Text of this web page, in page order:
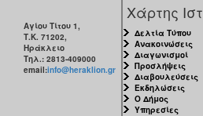
Αγίου Τίτου 1,
Τ.Κ. 71202,
Ηράκλειο
Τηλ.: 2813-409000
email:info@heraklion.gr
Χάρτης
Δελτία Τύπου
Ανακοινώσεις
Διαγωνισμοί
Προσλήψεις
Διαβουλεύσεις
Εκδηλώσεις
Ο Δήμος
Υπηρεσίες